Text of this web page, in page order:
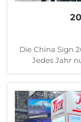
Die China Sign
Jedes Jahr
unseren